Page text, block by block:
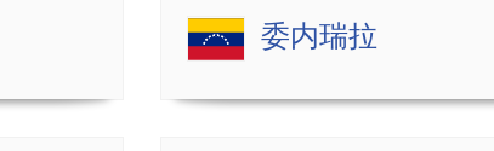
委内瑞拉